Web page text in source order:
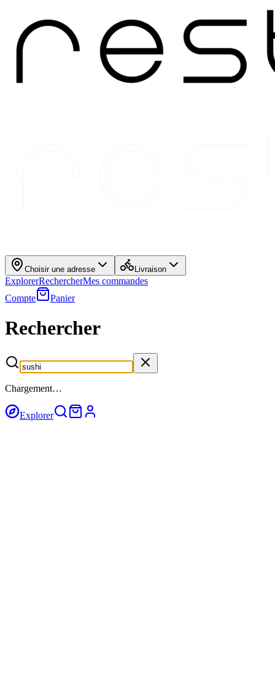
Choisir une adresse Livraison
ExplorerRechercherMes commandes
Compte
Panier
Rechercher
Chargement…
Explorer